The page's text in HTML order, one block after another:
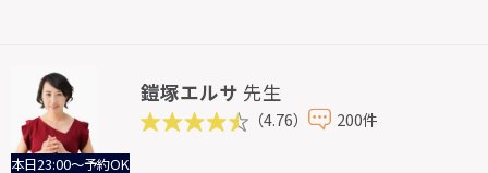
本日23:00～予約OK
鎧塚エルサ 先生
（4.76） 200件